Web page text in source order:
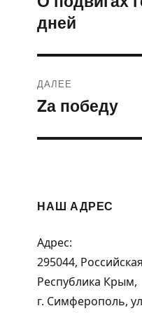
записям
запись:
дней
ДАЛЕЕ
Следующая
Zа победу
НАШ АДРЕС
Адрес:
295044,
Республика Крым,
г. Симферополь,